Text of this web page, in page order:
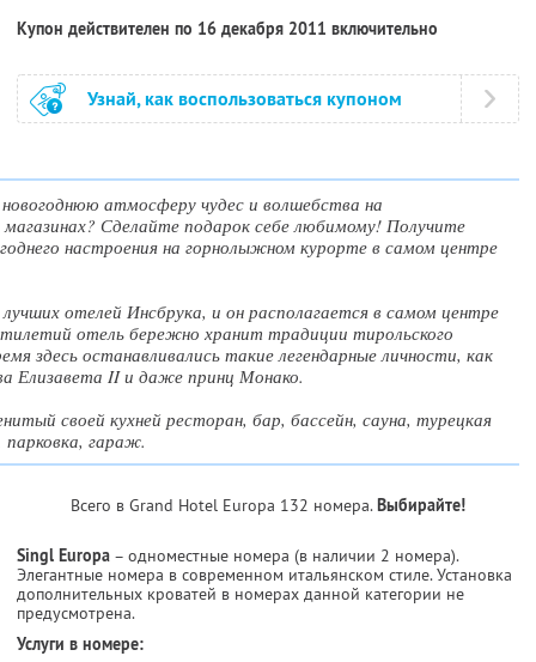
Купон действителен по 16 декабря 2011 включительно
Узнай, как воспользоваться купоном
атмосферу чудес и волшебства на
Сделайте подарок себе любимому! Получите
настроения на горнолыжном курорте в самом центре
отелей Инсбрука, и он располагается в самом центре
отель бережно хранит традиции тирольского
здесь останавливались такие легендарные личности, как
Елизавета II и даже принц Монако.
своей кухней ресторан, бар, бассейн, сауна, турецкая
парковка, гараж.
Всего в Grand Hotel Europa 132 номера.Выбирайте!
Singl Europa – одноместные номера (в наличии 2 номера).
Элегантные номера в современном итальянском стиле. Установка
дополнительных кроватей в номерах данной категории не
предусмотрена.
Услуги в номере: